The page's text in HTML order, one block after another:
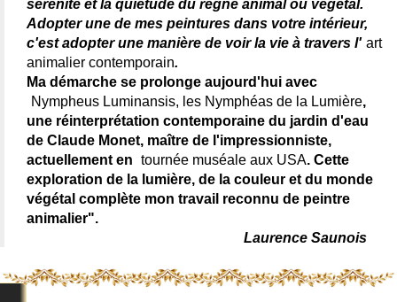
sérénité et la quiétude du règne animal ou végétal.
Adopter une de mes peintures dans votre intérieur,
c'est adopter une manière de voir la vie à travers l' art
animalier contemporain.
Ma démarche se prolonge aujourd'hui avec
Nympheus Luminansis, les Nymphéas de la Lumière,
une réinterprétation contemporaine du jardin d'eau
de Claude Monet, maître de l'impressionniste,
actuellement en tournée muséale aux USA. Cette
exploration de la lumière, de la couleur et du monde
végétal complète mon travail reconnu de peintre
animalier".
Laurence Saunois